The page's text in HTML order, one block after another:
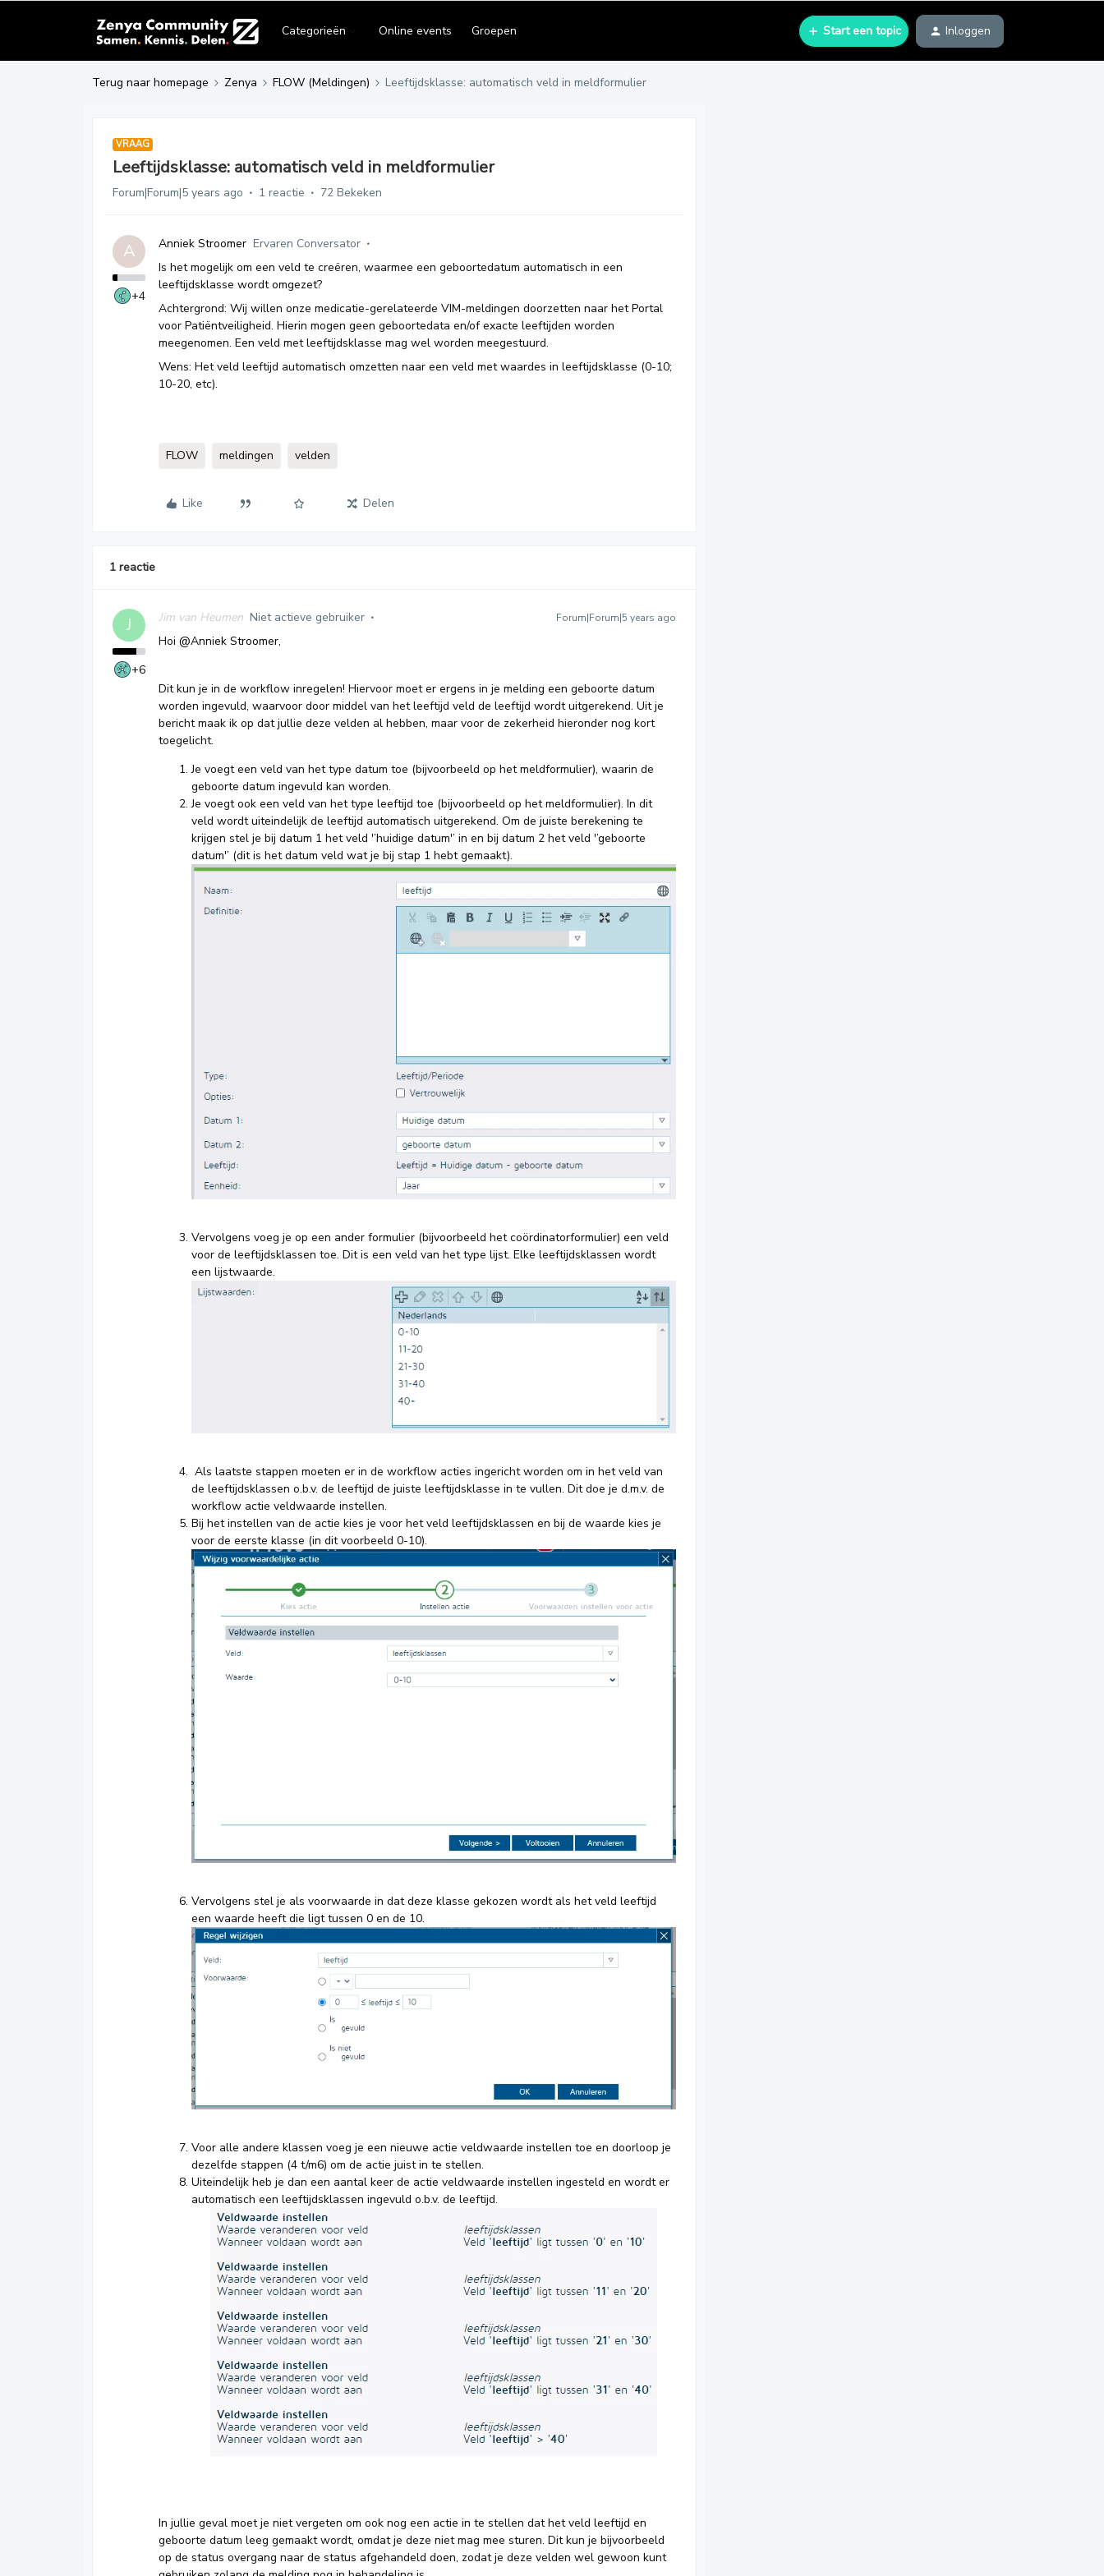
Categorieën Online events Groepen Start een topic Inloggen
Terug naar homepage Zenya FLOW (Meldingen) Leeftijdsklasse: automatisch veld in meldformulier
VRAAG
Leeftijdsklasse: automatisch veld in meldformulier
Forum|Forum|5 years ago 1 reactie 72 Bekeken
A
+4
Anniek Stroomer Ervaren Conversator
Is het mogelijk om een veld te creëren, waarmee een geboortedatum automatisch in een
leeftijdsklasse wordt omgezet?
Achtergrond: Wij willen onze medicatie-gerelateerde VIM-meldingen doorzetten naar het Portal
voor Patiëntveiligheid. Hierin mogen geen geboortedata en/of exacte leeftijden worden
meegenomen. Een veld met leeftijdsklasse mag wel worden meegestuurd.
Wens: Het veld leeftijd automatisch omzetten naar een veld met waardes in leeftijdsklasse (0-10;
10-20, etc).
FLOW meldingen velden
Like Delen
1 reactie
J
+6
Jim van Heumen Niet actieve gebruiker Forum|Forum|5 years ago
Hoi @Anniek Stroomer,
Dit kun je in de workflow inregelen! Hiervoor moet er ergens in je melding een geboorte datum
worden ingevuld, waarvoor door middel van het leeftijd veld de leeftijd wordt uitgerekend. Uit je
bericht maak ik op dat jullie deze velden al hebben, maar voor de zekerheid hieronder nog kort
toegelicht.
Je voegt een veld van het type datum toe (bijvoorbeeld op het meldformulier), waarin de
geboorte datum ingevuld kan worden.
Je voegt ook een veld van het type leeftijd toe (bijvoorbeeld op het meldformulier). In dit
veld wordt uiteindelijk de leeftijd automatisch uitgerekend. Om de juiste berekening te
krijgen stel je bij datum 1 het veld '’huidige datum'’ in en bij datum 2 het veld '’geboorte
datum'’ (dit is het datum veld wat je bij stap 1 hebt gemaakt).
Vervolgens voeg je op een ander formulier (bijvoorbeeld het coördinatorformulier) een veld
voor de leeftijdsklassen toe. Dit is een veld van het type lijst. Elke leeftijdsklassen wordt
een lijstwaarde.
Als laatste stappen moeten er in de workflow acties ingericht worden om in het veld van
de leeftijdsklassen o.b.v. de leeftijd de juiste leeftijdsklasse in te vullen. Dit doe je d.m.v. de
workflow actie veldwaarde instellen.
Bij het instellen van de actie kies je voor het veld leeftijdsklassen en bij de waarde kies je
voor de eerste klasse (in dit voorbeeld 0-10).
Vervolgens stel je als voorwaarde in dat deze klasse gekozen wordt als het veld leeftijd
een waarde heeft die ligt tussen 0 en de 10.
Voor alle andere klassen voeg je een nieuwe actie veldwaarde instellen toe en doorloop je
dezelfde stappen (4 t/m6) om de actie juist in te stellen.
Uiteindelijk heb je dan een aantal keer de actie veldwaarde instellen ingesteld en wordt er
automatisch een leeftijdsklassen ingevuld o.b.v. de leeftijd.
In jullie geval moet je niet vergeten om ook nog een actie in te stellen dat het veld leeftijd en
geboorte datum leeg gemaakt wordt, omdat je deze niet mag mee sturen. Dit kun je bijvoorbeeld
op de status overgang naar de status afgehandeld doen, zodat je deze velden wel gewoon kunt